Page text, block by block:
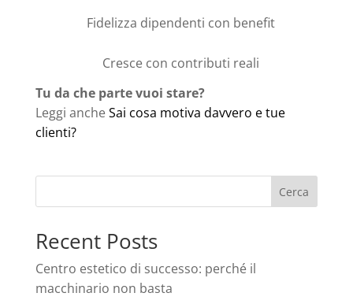
Fidelizza dipendenti con benefit
Cresce con contributi reali
Tu da che parte vuoi stare?
Leggi ancheSai cosa motiva davvero e tue
clienti?
Cerca
Recent Posts
Centro estetico di successo: perché il
macchinario non basta